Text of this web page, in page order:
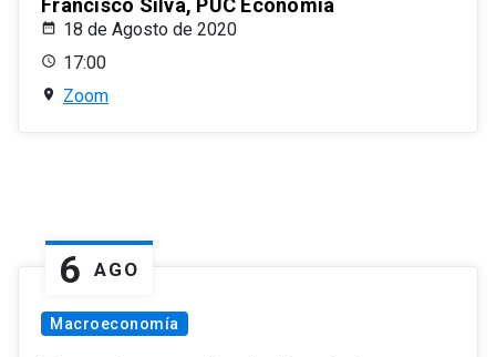
Francisco Silva, PUC Economía
18 de Agosto de 2020
17:00
Zoom
6 AGO
Macroeconomía